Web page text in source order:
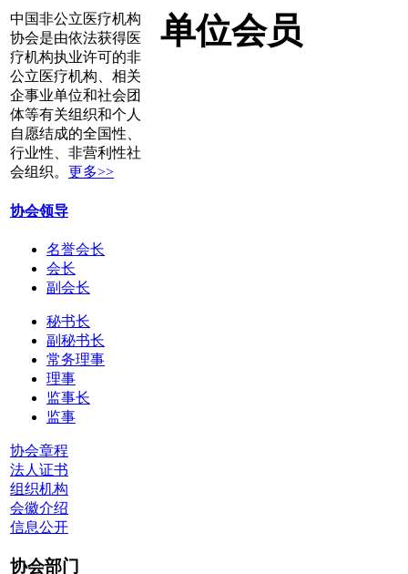
中国非公立医疗机构
协会是由依法获得医
疗机构执业许可的非
公立医疗机构、相关
企事业单位和社会团
体等有关组织和个人
自愿结成的全国性、
行业性、非营利性社
会组织。 更多>>
协会领导
名誉会长
会长
副会长
秘书长
副秘书长
常务理事
理事
监事长
监事
协会章程
法人证书
组织机构
会徽介绍
信息公开
协会部门
单位会员